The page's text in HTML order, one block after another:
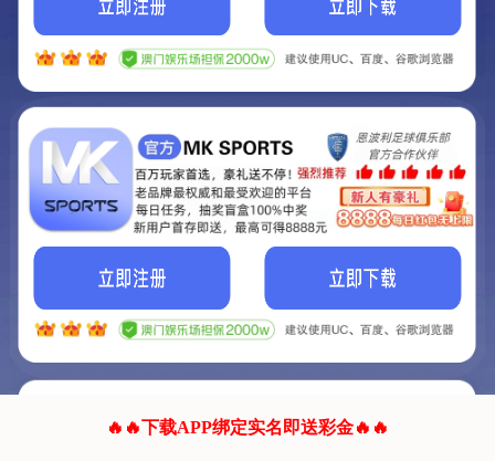
我们的网站正在建设.
它将是非常棒的网站.
联系我们!